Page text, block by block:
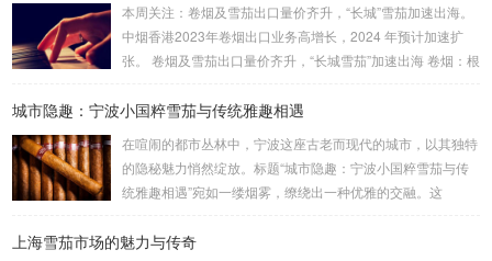
出刘某的落脚点。9月19日晚，眼看抓捕时机成熟，江津警方
联合区烟草专卖局将刘某抓获，当场扣押假冒某品牌雪茄假烟
26支。 据烟草专业人员表示，该批某...
本周关注：卷烟及雪茄出口量价齐升，“长城”雪茄加速出海。
中烟香港2023年卷烟出口业务高增长，2024 年预计加速扩
张。 卷烟及雪茄出口量价齐升，“长城雪茄”加速出海 卷烟：根
卷烟）出口额为2178.3 万美元，同比增长33.5%，出口量为2
19.2%，从9.14 美元/千支上升至10.89 美元/千支。 雪茄：根
据中国海关总署数据，2023 年...
城市隐趣：宁波小国粹雪茄与传统雅趣相遇
在喧闹的都市丛林中，宁波这座古老而现代的城市，以其独特
的隐秘魅力悄然绽放。标题“城市隐趣：宁波小国粹雪茄与传
统雅趣相遇”宛如一缕烟雾，缭绕出一种优雅的交融。这
微缩镜像，一种凝聚了匠心与传统的精致之物。它与古老的雅
上海雪茄市场的魅力与传奇